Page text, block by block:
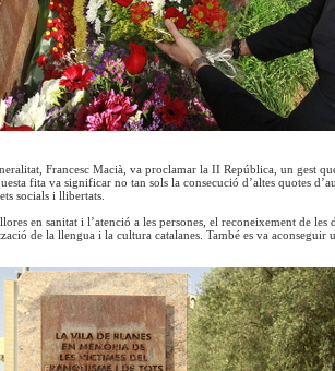
Francesc Macià, va proclamar la II República, un gest
fita va significar no tan sols la consecució d’altes quotes
socials i llibertats.
en sanitat i l’atenció a les persones, el reconeixement de
de la llengua i la cultura catalanes. També es va aconseguir